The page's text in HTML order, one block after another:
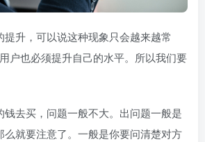
升，可以说这种现象只会越来越常
用户也必须提升自己的水平。所以我们要
钱去买，问题一般不大。出问题一般是
么就要注意了。一般是你要问清楚对方